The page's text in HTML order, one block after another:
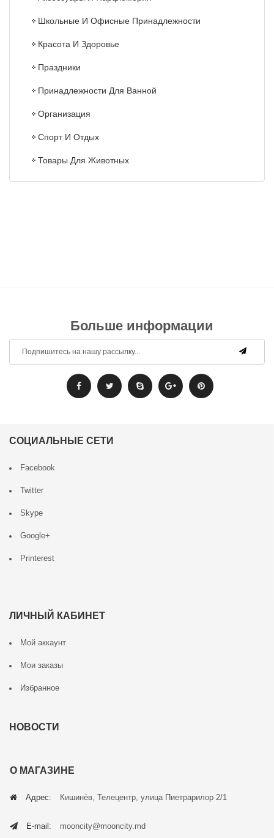
Школьные И Офисные Принадлежности
Красота И Здоровье
Праздники
Принадлежности Для Ванной
Организация
Спорт И Отдых
Товары Для Животных
Больше информации
СОЦИАЛЬНЫЕ СЕТИ
Facebook
Twitter
Skype
Google+
Printerest
ЛИЧНЫЙ КАБИНЕТ
Мой аккаунт
Мои заказы
Избранное
НОВОСТИ
О МАГАЗИНЕ
Адрес: Кишинёв, Телецентр, улица Пиетрарилор 2/1
E-mail: mooncity@mooncity.md